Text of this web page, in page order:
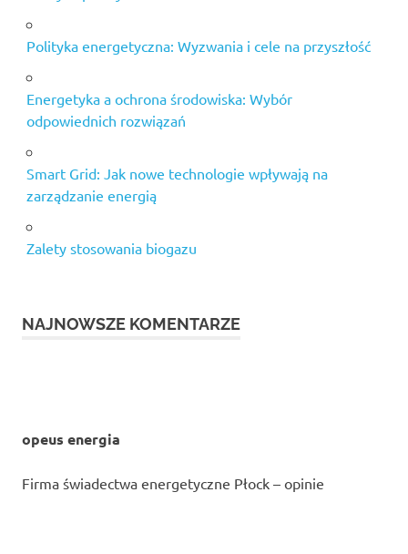
Polityka energetyczna: Wyzwania i cele na przyszłość
Energetyka a ochrona środowiska: Wybór
odpowiednich rozwiązań
Smart Grid: Jak nowe technologie wpływają na
zarządzanie energią
Zalety stosowania biogazu
NAJNOWSZE KOMENTARZE
opeus energia
Firma świadectwa energetyczne Płock – opinie